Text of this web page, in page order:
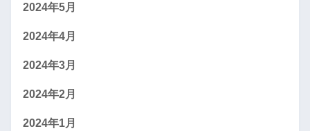
2024年5月
2024年4月
2024年3月
2024年2月
2024年1月